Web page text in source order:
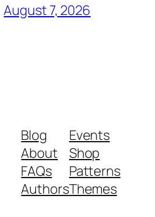
August 7, 2026
Blog
About
FAQs
Authors
Events
Shop
Patterns
Themes